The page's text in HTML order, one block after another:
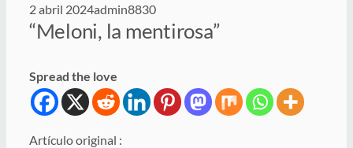
2 abril 2024admin8830
“Meloni, la mentirosa”
Spread the love
Artículo original :